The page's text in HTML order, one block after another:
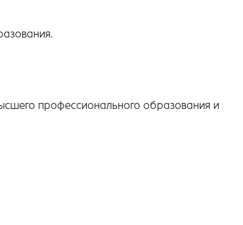
профессионального образования и